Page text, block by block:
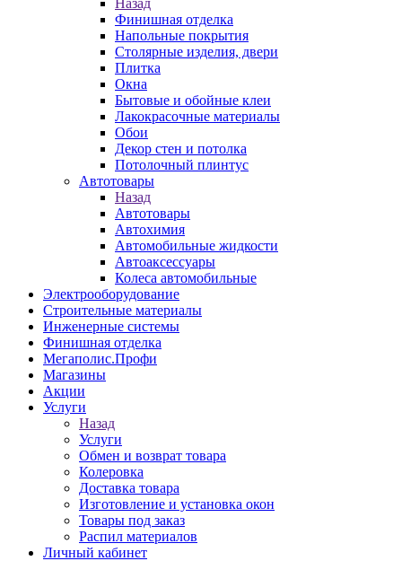
Назад
Финишная отделка
Напольные покрытия
Столярные изделия, двери
Плитка
Окна
Бытовые и обойные клеи
Лакокрасочные материалы
Обои
Декор стен и потолка
Потолочный плинтус
Автотовары
Назад
Автотовары
Автохимия
Автомобильные жидкости
Автоаксессуары
Колеса автомобильные
Электрооборудование
Строительные материалы
Инженерные системы
Финишная отделка
Мегаполис.Профи
Магазины
Акции
Услуги
Назад
Услуги
Обмен и возврат товара
Колеровка
Доставка товара
Изготовление и установка окон
Товары под заказ
Распил материалов
Личный кабинет